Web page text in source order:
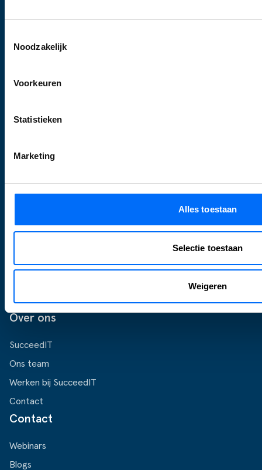
Noodzakelijk
Voorkeuren
Statistieken
Marketing
Alles toestaan
Selectie toestaan
Weigeren
Oplossingen
Factuurverwerking
Workflow
Voorraad management & optimalisatie
Aanpak
Kennismaken
Roadmap
Livegang
Over ons
SucceedIT
Ons team
Werken bij SucceedIT
Contact
Contact
Webinars
Blogs